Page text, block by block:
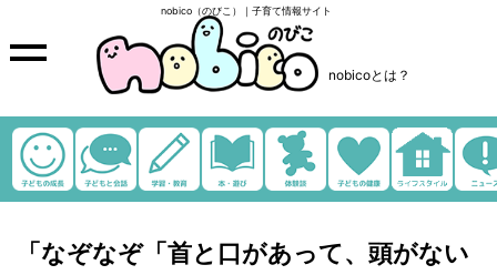
nobico（のびこ）｜子育て情報サイト
nobicoとは？
「なぞなぞ「首と口があって、頭がない